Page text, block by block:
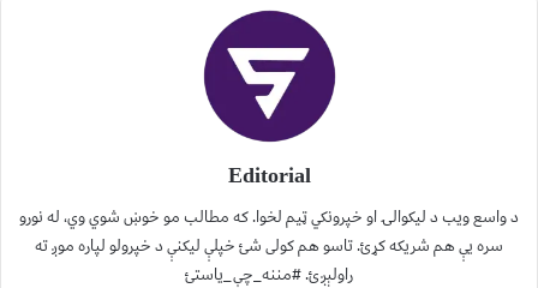
Editorial
د واسع ویب د لیکوالۍ او خپرونکي ټیم لخوا. که مطالب مو خوښ شوي وي، له نورو
سره یې هم شریکه کړئ. تاسو هم کولی شئ خپلې لیکنې د خپرولو لپاره موږ ته
راولېږئ. #مننه_چې_یاستئ